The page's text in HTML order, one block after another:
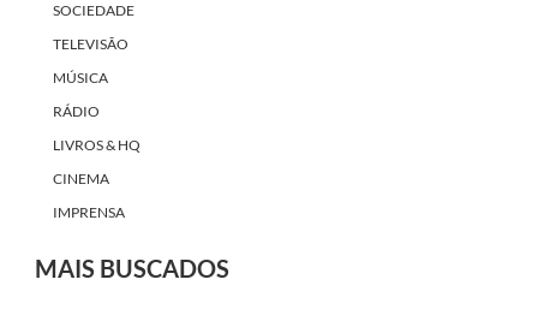
SOCIEDADE
TELEVISÃO
MÚSICA
RÁDIO
LIVROS & HQ
CINEMA
IMPRENSA
MAIS BUSCADOS